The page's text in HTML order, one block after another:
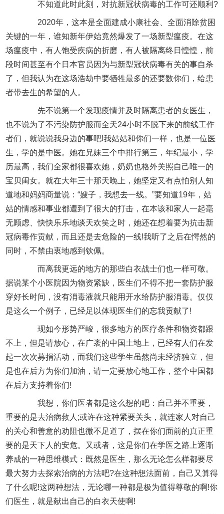
不知道此时此刻，对抗新冠状病毒的工作可还顺利?
2020年，这本是全面建成小康社会、全面消除贫困
关键的一年，谁知新年伊始竟然爆发了一场新型瘟疫。在这
场瘟疫中，有人饱受疾病的折磨，有人被隔离终日惶惶，前
段时间甚至有个日本官员因为与新型冠状病毒有关的事自杀
了，但我认为在这场浩劫中要牺牲最多的还要数你们，给患
者带去生的希望的人。
先不说第一个发现疫情并及时隔离患者的女医生，
也不说为了不污染防护服而全天24小时不脱下来的前线工作
者们，就说说我身边的事吧!我姑姑和你们一样，也是一位医
生，学的是中医。她在兄妹三个中排行第三，年纪最小，学
历最高，我们全家都很喜欢她，奶奶也格外关照自己唯一的
宝贝闺女。就在大年三十那天晚上，她坚定又有点怕别人知
道地和妈妈商量说：“嫂子，我想去一线。”要知道19年，姑
姑的情感和事业都遭到了很大的打击，在本该和家人一起毫
无顾虑、快快乐乐地谈天欢笑之时，她还在想着要为抗击新
冠病毒作贡献，而且还是去危险的一线!我听了之后在愕然的
同时，不禁由衷地感到钦佩。
而离我更远的地方的那些白衣战士们也一样可敬。
据说某个小医院因为物资紧缺，医生们不得不把一套防护服
穿好长时间，没有消毒液就只能用开水给防护服消毒。仅仅
是这么一个例子，已经足以体现医生们的忘我贡献了!
现如今形势严峻，很多地方的医疗条件和物资都跟
不上，但是请放心，在广袤的中国土地上，已经有人们在发
起一次次募捐活动，而我们这些学生虽然尚未经济独立，但
是也在后方为你们加油，请一定要放心地工作，整个中国都
在后方支持着你们!
我想，你们医者都是这么想的吧：自己并不重要，
重要的是去治病救人;或许在这种紧要关头，就连家人对自己
的关心和善意的劝阻也微不足道了，摆在你们面前的真正重
要的是天下人的安危。又或者，这是你们在学医之路上逐渐
养成的一种思维模式：既然是医生，那么无论怎么样都要尽
最大努力去探索治病的方法吧?在这种想法面前，自己又算得
了什么呢!这两种想法，无论哪一种都是极为值得尊敬的啊!你
们医生，就是献出自己的白衣天使啊!